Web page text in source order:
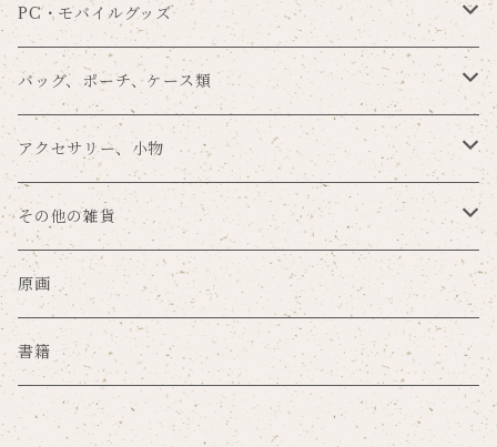
まんまる×nemunoki
POME×nemunoki
ゆらり本舗×nemunoki
文房具DJmaki×nemunoki
mug×nemunoki
merilforel×nemunoki
一筆箋
その他の手紙用品
タグセット
その他のラッピングアイテム
ブックマーク
メモパッド
ノート
ファイル
ステッカー
ポスター
ペーパーインセンス
手帳型
留め帯あり
留め帯なし
背面保護
プラスチックハードカバー
ミラーケース
サンドアートケース
グリッターケース
押し花レジンケース
PC・モバイルグッズ
スマホリング
タブレットカバー
カードポケット
マウスパッド
その他のPC・モバイルグッズ
バッグ、ポーチ、ケース類
バッグ
ポーチ
キーケース
コインケース
カードケース
アクセサリー、小物
キーホルダー
ブローチ
缶バッジ、ピンズ
手鏡
その他の雑貨
マスク
珪藻土グッズ
ハンカチ
原画
書籍